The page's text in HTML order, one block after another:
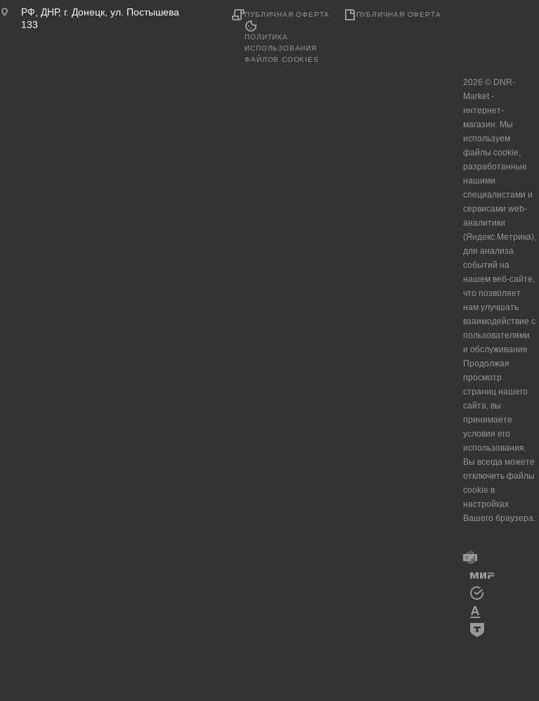
РФ, ДНР, г. Донецк, ул. Постышева
133
ПУБЛИЧНАЯ ОФЕРТА
ПОЛИТИКА
ИСПОЛЬЗОВАНИЯ
ФАЙЛОВ COOKIES
ПУБЛИЧНАЯ ОФЕРТА
2026 © DNR-
Market -
интернет-
магазин. Мы
используем
файлы cookie,
разработанные
нашими
специалистами и
сервисами web-
аналитики
(Яндекс.Метрика),
для анализа
событий на
нашем веб-сайте,
что позволяет
нам улучшать
взаимодействие с
пользователями
и обслуживание.
Продолжая
просмотр
страниц нашего
сайта, вы
принимаете
условия его
использования.
Вы всегда можете
отключить файлы
cookie в
настройках
Вашего браузера.